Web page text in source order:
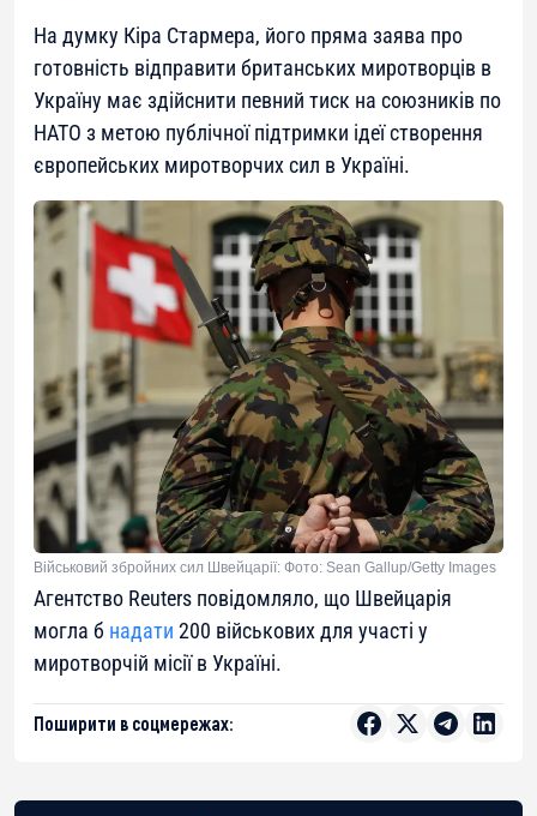
На думку Кіра Стармера, його пряма заява про
готовність відправити британських миротворців в
Україну має здійснити певний тиск на союзників по
НАТО з метою публічної підтримки ідеї створення
європейських миротворчих сил в Україні.
Військовий збройних сил Швейцарії: Фото: Sean Gallup/Getty Images
Агентство Reuters повідомляло, що Швейцарія
могла б надати 200 військових для участі у
миротворчій місії в Україні.
Поширити в соцмережах: